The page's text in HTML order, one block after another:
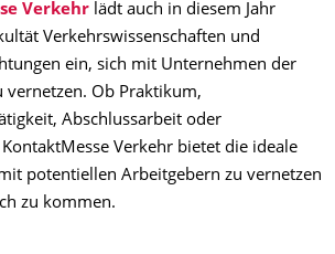
Verkehr lädt auch in diesem Jahr
Verkehrswissenschaften und
ein, sich mit Unternehmen der
vernetzen. Ob Praktikum,
Abschlussarbeit oder
Verkehr bietet die ideale
potentiellen Arbeitgebern zu vernetzen
zu kommen.